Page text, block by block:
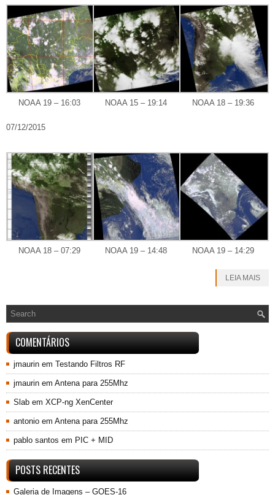
NOAA 19 – 16:03 NOAA 15 – 19:14 NOAA 18 – 19:36
07/12/2015
NOAA 18 – 07:29 NOAA 19 – 14:48 NOAA 19 – 14:29
LEIA MAIS
COMENTÁRIOS
jmaurin em Testando Filtros RF
jmaurin em Antena para 255Mhz
Slab em XCP-ng XenCenter
antonio em Antena para 255Mhz
pablo santos em PIC + MID
POSTS RECENTES
Galeria de Imagens – GOES-16